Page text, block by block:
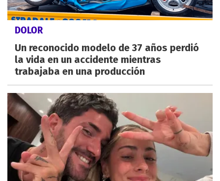
DOLOR
Un reconocido modelo de 37 años perdió
la vida en un accidente mientras
trabajaba en una producción